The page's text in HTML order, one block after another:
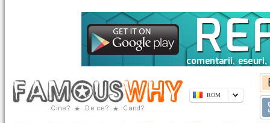
ROM